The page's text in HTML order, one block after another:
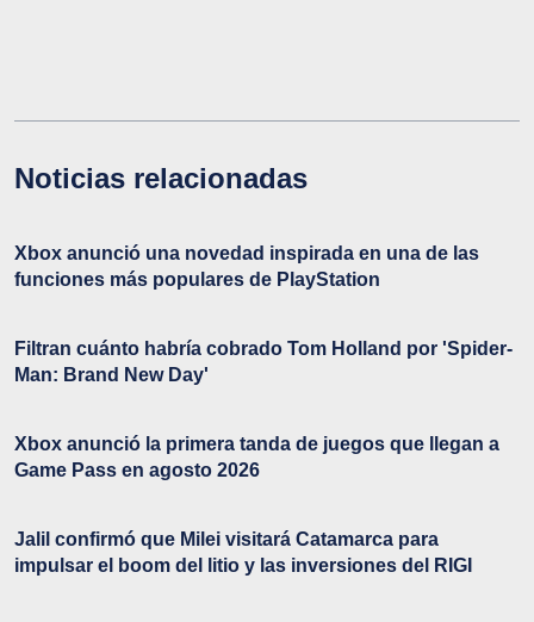
Noticias relacionadas
Xbox anunció una novedad inspirada en una de las
funciones más populares de PlayStation
Filtran cuánto habría cobrado Tom Holland por 'Spider-
Man: Brand New Day'
Xbox anunció la primera tanda de juegos que llegan a
Game Pass en agosto 2026
Jalil confirmó que Milei visitará Catamarca para
impulsar el boom del litio y las inversiones del RIGI